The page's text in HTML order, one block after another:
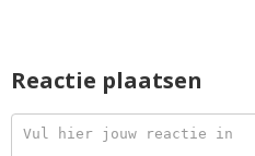
Reactie plaatsen